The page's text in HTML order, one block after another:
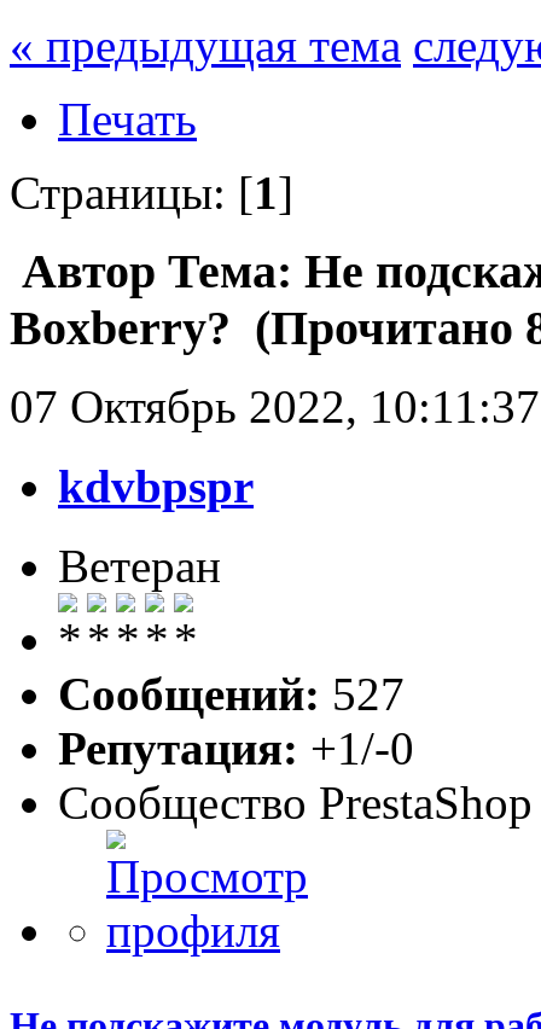
« предыдущая тема
Печать
Страницы: [1]
Автор Тема: Не
Boxberry? (Прочитано
07 Октябрь 2022, 10:11:37
kdvbpspr
Ветеран
Сообщений: 527
Репутация: +1/-0
Сообщество PrestaShop